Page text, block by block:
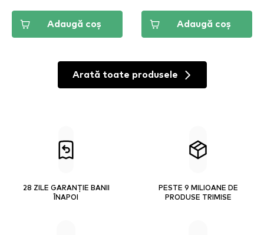
Adaugă coș Adaugă coș
Arată toate produsele
28 ZILE GARANȚIE BANII
ÎNAPOI
PESTE 9 MILIOANE DE
PRODUSE TRIMISE